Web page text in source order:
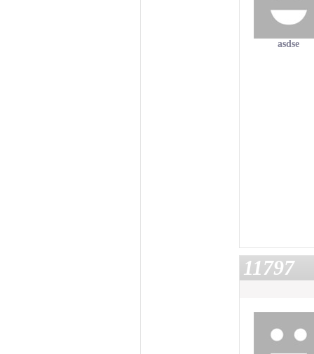
asdse
11797